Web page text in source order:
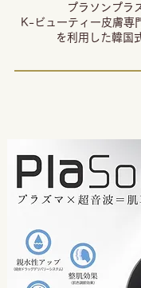
プラソンプラ
K-ビューティー皮膚専
を利用した韓国